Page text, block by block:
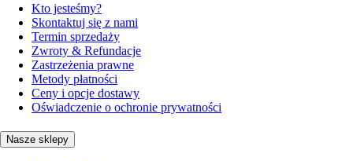
Kto jesteśmy?
Skontaktuj się z nami
Termin sprzedaży
Zwroty & Refundacje
Zastrzeżenia prawne
Metody płatności
Ceny i opcje dostawy
Oświadczenie o ochronie prywatności
Nasze sklepy